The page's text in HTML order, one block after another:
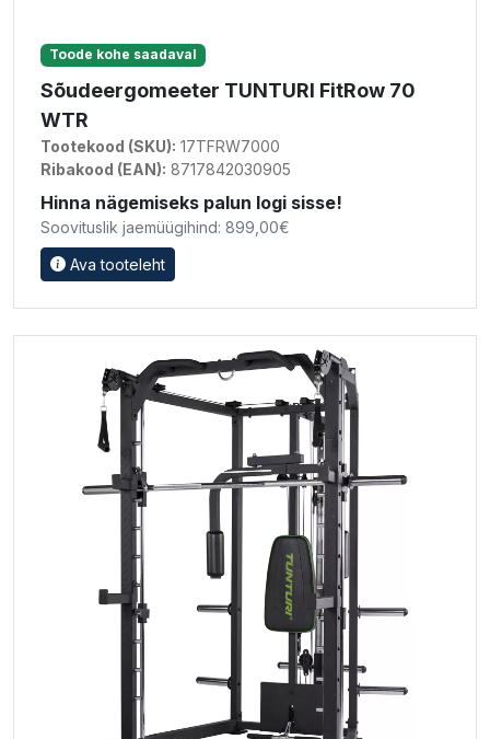
Toode kohe saadaval
Sõudeergomeeter TUNTURI FitRow 70
WTR
Tootekood (SKU): 17TFRW7000
Ribakood (EAN): 8717842030905
Hinna nägemiseks palun logi sisse!
Soovituslik jaemüügihind: 899,00€
Ava tooteleht